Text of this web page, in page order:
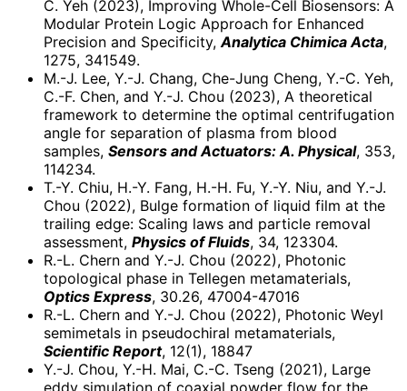
C. Yeh (2023), Improving Whole-Cell Biosensors: A
Modular Protein Logic Approach for Enhanced
Precision and Specificity,Analytica Chimica Acta,
1275, 341549.
M.-J. Lee, Y.-J. Chang, Che-Jung Cheng, Y.-C. Yeh,
C.-F. Chen, and Y.-J. Chou (2023), A theoretical
framework to determine the optimal centrifugation
angle for separation of plasma from blood
samples, Sensors and Actuators: A. Physical, 353,
114234.
T.-Y. Chiu, H.-Y. Fang, H.-H. Fu, Y.-Y. Niu, and Y.-J.
Chou (2022), Bulge formation of liquid film at the
trailing edge: Scaling laws and particle removal
assessment, Physics of Fluids, 34, 123304.
R.-L. Chern and Y.-J. Chou (2022), Photonic
topological phase in Tellegen metamaterials,
Optics Express, 30.26, 47004-47016
R.-L. Chern and Y.-J. Chou (2022), Photonic Weyl
semimetals in pseudochiral metamaterials,
Scientific Report, 12(1), 18847
Y.-J. Chou, Y.-H. Mai, C.-C. Tseng (2021), Large